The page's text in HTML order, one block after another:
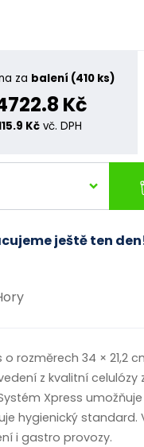
za balení (410 ks)
Kč
Kč vč. DPH
ještě ten
rozměrech 34 × 21,2
z kvalitní celulózy
Xpress
hygienický
i gastro provozy.